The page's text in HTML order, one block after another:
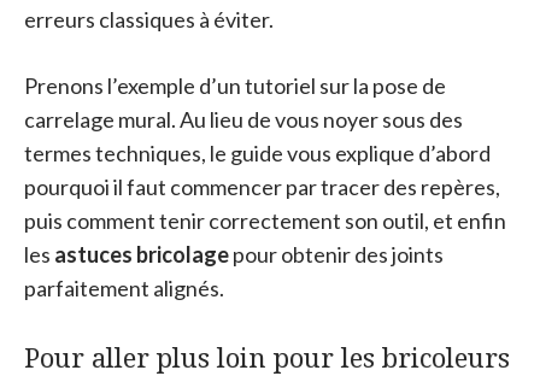
erreurs classiques à éviter.
Prenons l’exemple d’un tutoriel sur la pose de
carrelage mural. Au lieu de vous noyer sous des
termes techniques, le guide vous explique d’abord
pourquoi il faut commencer par tracer des repères,
puis comment tenir correctement son outil, et enfin
les astuces bricolagepour obtenir des joints
parfaitement alignés.
Pour aller plus loin pour les bricoleurs